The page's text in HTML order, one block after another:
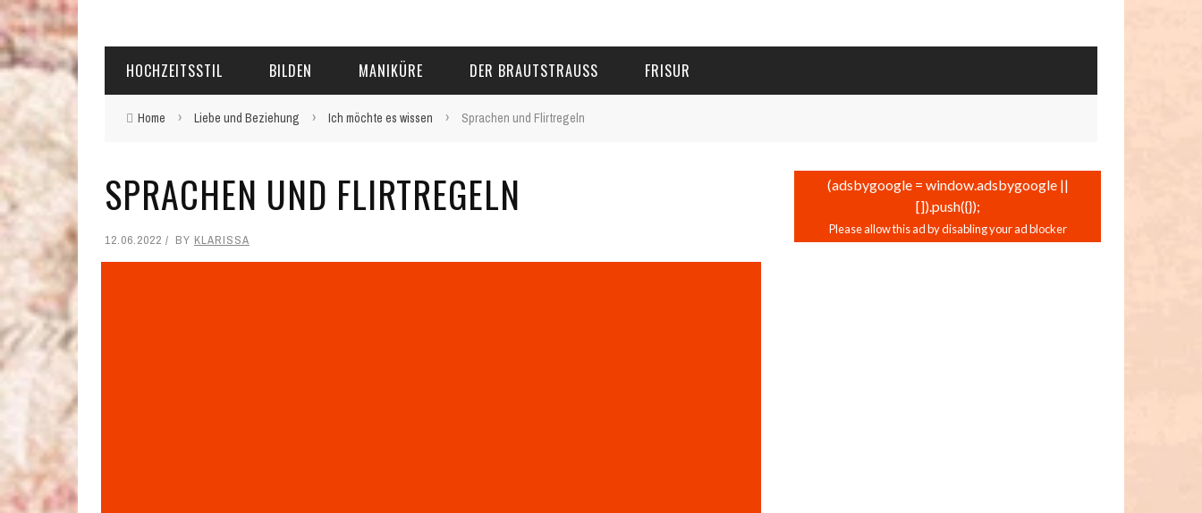
HOCHZEITSSTIL BILDEN MANIKÜRE DER BRAUTSTRAUSS FRISUR
Home › Liebe und Beziehung › Ich möchte es wissen › Sprachen und Flirtregeln
SPRACHEN UND FLIRTREGELN
12.06.2022 BY KLARISSA
(adsbygoogle = window.adsbygoogle ||
[]).push({});